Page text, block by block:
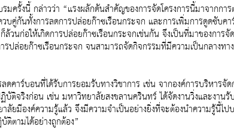
รั้งนี้ กล่าวว่า “แรงผลักดันสำคัญของการจัดโครงการนี้มาจากกา
บคู่กันทั้งการลดการปล่อยก๊าซเรือนกระจก และการเพิ่มการดูดซับค
นก่อให้เกิดการปล่อยก๊าซเรือนกระจกเช่นกัน จึงเป็นที่มาของการ
ปล่อยก๊าซเรือนกระจก จนสามารถจัดกิจกรรมที่มีความเป็นกลางท
าร์บอนที่ได้รับการยอมรับทางวิชาการ เช่น จากองค์การบริหารจัด
ติจริงก่อน เช่น มหาวิทยาลัยสงขลานครินทร์ ได้จัดงานวิ่งและงาน
มีองค์ความรู้แล้ว จึงมีความจำเป็นอย่างยิ่งที่จะต้องนำความรู้นี้ไป
ตามได้อย่างถูกต้อง”